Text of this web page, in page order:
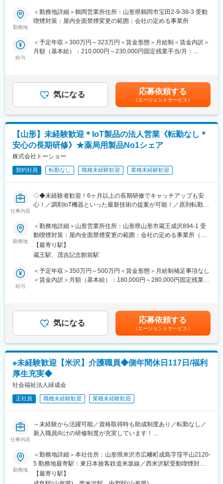
変更の範囲：会社の定める業務
フイベントを迎えても働き続けられるサポート体制が整っていま
す。キャリアアップも目指せる環境です。
■当社の魅力：
株式会社SOYOKAZEは全国で365拠点以上をネットワークしショ
ったスタッフそれぞれが、協力し合って働いています！
変更の範囲：（雇入れ直後）募集職種 （変更の範囲）当社が定め
■職務内容：
す。
「薬を売る」のではなく、「人として信頼される」営業であり、
配置薬や健康食品、サプリメントの使用頻度に合わせて、1～6ヵ
月に1回程度のペースでお客様宅を訪問
※社用車（軽自動車）に乗ってお客様宅へ訪問をします。（1件あ
たり20～30分程度）
・配置薬や健康食品の期限管理
・使った分の配置薬を補充
・使用したお薬代金の集金
・健康相談、新商品・サービスのご提案 など
※一部、新たに配置薬を置いていただくお客様への訪問がありま
品です。
（1）キャリアパス
・社員 → 主任 → 所長 → 課長 → 部長と着実にステップアップが
可能です。
・昇給1回／最短3年で営業所所長になった実績あり
・年功序列ではなく、実績と姿勢を見て判断
努力やプロセスもしっかり評価される制度があります。
最初は思うように数字が出なくても、続けていく中で評価が積み
上がる仕組みになっています。
・入社直後～2週間 ： OJT形式で、薬の種類や成分など基礎知識
を身につけます。
・入社2週間～1カ月 ： 先輩社員に同行し、仕事の流れを学びま
す。「会話のコツ」や「商品のご案内方法」といった実践的なス
キルを習得します。
・入社1カ月以降 ： 慣れてきたら独り立ち。既存のお客様をメイ
ンに訪問します。
＜専門資格を取得できる＞
・入社後は、医薬品販売の専門知識を身につけるために、登録販
・資格取得後は、資格手当として給与にも反映されます。
変更の範囲：会社の定める業務
勤務地
＜勤務地詳細＞鶴岡営業所住所：山形県鶴岡市宝田2-9-38-3 受動
喫煙対策：屋内全面禁煙変更の範囲：会社の定める事業所
給与
＜予定年収＞300万円～323万円＜賃金形態＞月給制＜賃金内訳＞
月額（基本給）：210,000円～230,000円固定残業手当/月：
年収は当社規定に基づき、年齢や経験に応じて決定します。・昇
給：年1回（4月）＜モデル給与＞※入社3年目平均基本給＋各種手
当＋業績連動給→総支給月額344,141円※業績連動給：月の予算達
成や売り上げに対して支払われます。賃金はあくまでも目安の金
額であり、選考を通じて上下する可能性があります。月給(月額)は
固定手当を含めた表記です。
気になる 応募依頼する
（エージェントサービス）
【山形】未経験歓迎＊IoT製品の法人営業《転勤なし＊
安心の長期研修》★薬局用製品No1シェア
株式会社トーショー
契約社員 転勤なし 職種未経験歓迎 業種未経験歓迎
仕事内容
◇◆未経験者歓迎！6ヶ月以上の長期研修でキャッチアップも安
心！／調剤IoT機器といった最新技術の提案が可能！／原則転勤は
仕事◆◇
【はじめに】
既存のお客様である調剤薬局やドラッグストアに対して、主力製
品である全自動調剤分包機などの調剤IoT機器を販売いただく職種
となります。
IoT製品の販売スキルの市場価値は上昇の一途を辿っており、同社
【業務概要】
・提案資料作成
・新規訪問
【その他補足情報】
・長期間の研修を用意しているため職種未経験＆技術的な知識が
全く無い方でも立ち上りが可能となっております。
・正社員登用は前提の採用です。就業態度に問題がなければ原則
登用となり、業界トップクラスシェアを誇る優良企業の正社員と
して安定就業が可能です。（登用率98%、試験やノルマなし）
・業界トップクラスのIoT製品や医療システムに触れる事が可能で
す。また、販売スキルだけでなく薬局運営コンサルティングのス
【ポジションの魅力】
・同社の製品やシステムが、24時間止めてはならない医療現場の
安心安全や、医療従事者の負担軽減に大きく貢献しています。
勤務地
＜勤務地詳細＞山形営業所住所：山形県山形市蔵王成沢894-1 受
動喫煙対策：屋内全面禁煙変更の範囲：会社の定める事業所（リ
モートワーク含む）
【最寄り駅】
蔵王駅、茂吉記念館前駅
給与
＜予定年収＞350万円～500万円＜賃金形態＞月給制補足事項なし
＜賃金内訳＞月額（基本給）：180,000円～280,000円固定残業手
＞※給与詳細は、年齢・スキルを考慮し決定します。■昇給：年1
回■賞与：年2回年収420万円／30歳 経験5年年収500万円／32歳
経験7年賃金はあくまでも目安の金額であり、選考を通じて上下す
る可能性があります。月給(月額)は固定手当を含めた表記です。
気になる 応募依頼する
（エージェントサービス）
※未経験歓迎【米沢】介護職員◆側年間休日117日/福利
厚生充実◆
社会福祉法人緑成会
正社員 職種未経験歓迎 業種未経験歓迎
仕事内容
～未経験から活躍可能／資格取得時も助成制度あり／転勤なし／
新入職員向けの研修制度が充実しています！
■業務概要：
・ショートステイ等の利用者が快適に生活できるように支援する
仕事です。
勤務地
＜勤務地詳細＞本社住所：山形県米沢市広幡町成島字窪平山2120-
5 勤務地最寄駅：東日本旅客鉄道米坂線／西米沢駅受動喫煙対
策：屋内全面禁煙変更の範囲：会社の定める事業所
【最寄り駅】